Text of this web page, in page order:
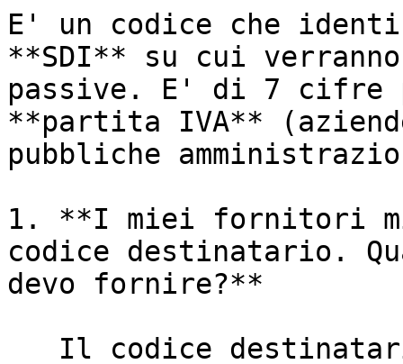
E' un codice che
**SDI** su cui
passive. E' di 7 cifre
**partita IVA**
pubbliche
1. **I miei fornitori
codice destinatario.
devo fornire?**